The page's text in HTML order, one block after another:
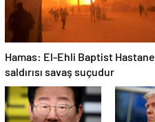
Hamas: El-Ehli Baptist
saldırısı savaş suçudur